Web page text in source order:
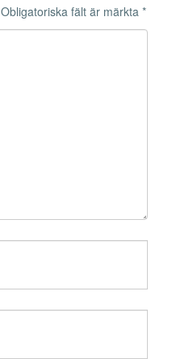
Obligatoriska fält är märkta *